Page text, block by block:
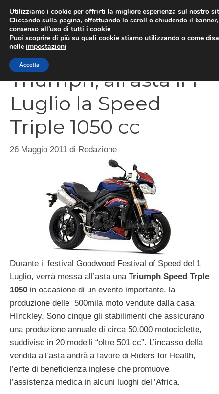
contenuto
Triumph, all’asta il 1
Luglio la Speed
Triple 1050 cc
26 Maggio 2011 di Redazione
Durante il festival Goodwood Festival of Speed del 1
Luglio, verrà messa all’asta una Triumph Speed Trple
1050 in occasione di un evento importante, la
produzione delle 500mila moto vendute dalla casa
HInckley. Sono cinque gli stabilimenti che assicurano
una produzione annuale di circa 50.000 motociclette,
suddivise in 20 modelli “oltre 501 cc”. L’incasso della
vendita all’asta andrà a favore di Riders for Health,
l’ente di beneficienza inglese che promuove
l’assistenza medica in alcuni luoghi dell’Africa.
Utilizziamo i cookie per offrirti la migliore esperienza sul nostro
Cliccando sulla pagina, effettuando lo scroll o chiudendo il
consenso all’uso di tutti i cookie
Puoi scoprire di più su quali cookie stiamo utilizzando o come
nelle impostazioni
Accetta